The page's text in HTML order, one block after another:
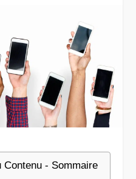
Contenu - Sommaire